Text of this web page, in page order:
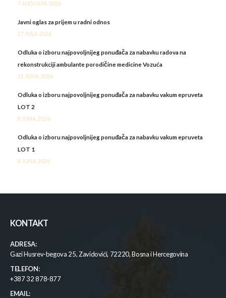
7 AUGUSTA, 2026
Javni oglas za prijem u radni odnos
27 JULA, 2026
Odluka o izboru najpovoljnijeg ponuđača za nabavku radova na
rekonstrukciji ambulante porodičine medicine Vozuća
11 JUNA, 2026
Odluka o izboru najpovoljnijeg ponuđača za nabavku vakum epruveta
LOT 2
8 JUNA, 2026
Odluka o izboru najpovoljnijeg ponuđača za nabavku vakum epruveta
LOT 1
8 JUNA, 2026
KONTAKT
ADRESA:
Gazi Husrev-begova 25, Zavidovići, 72220, Bosna i Hercegovina
TELEFON:
+387 32 878-877
EMAIL: